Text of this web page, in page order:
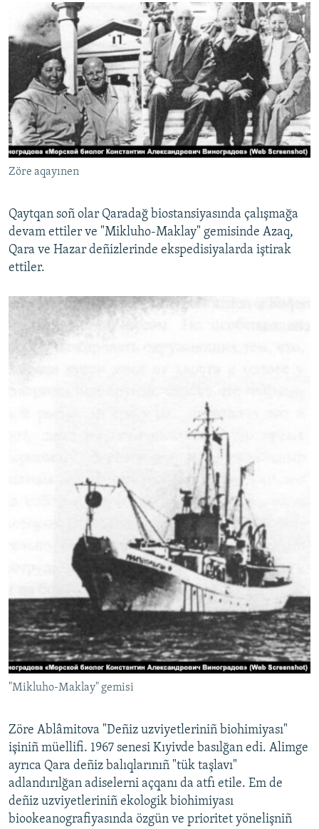
Zöre aqayınen
Qaytqan soñ olar Qaradağ biostansiyasında çalışmağa
devam ettiler ve "Mikluho-Maklay" gemisinde Azaq,
Qara ve Hazar deñizlerinde ekspedisiyalarda iştirak
ettiler.
"Mikluho-Maklay" gemisi
Zöre Ablâmitova "Deñiz uzviyetleriniñ biohimiyası"
işiniñ müellifi. 1967 senesi Kıyivde basılğan edi. Alimge
ayrıca Qara deñiz balıqlarınıñ "tük taşlavı"
adlandırılğan adiselerni açqanı da atfı etile. Em de
deñiz uzviyetleriniñ ekologik biohimiyası
biookeanografiyasında özgün ve prioritet yönelişniñ